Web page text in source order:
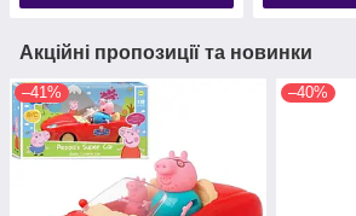
Акційні пропозиції та новинки
–41% –40%